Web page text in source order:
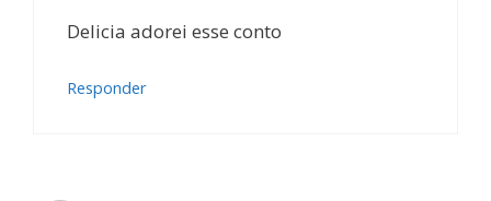
Delicia adorei esse conto
Responder